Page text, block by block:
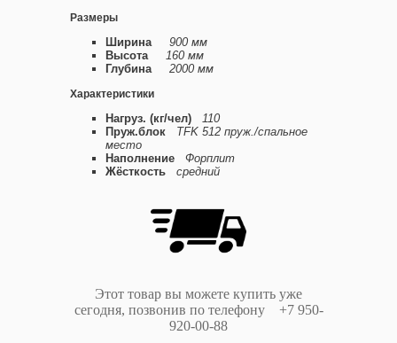
Размеры
Ширина
900 мм
Высота
160 мм
Глубина
2000 мм
Характеристики
Нагруз. (кг/чел)
110
Пруж.блок
TFK 512 пруж./спальное
место
Наполнение
Форплит
Жёсткость
средний
Этот товар вы можете купить уже
сегодня, позвонив по телефону +7 950-
920-00-88